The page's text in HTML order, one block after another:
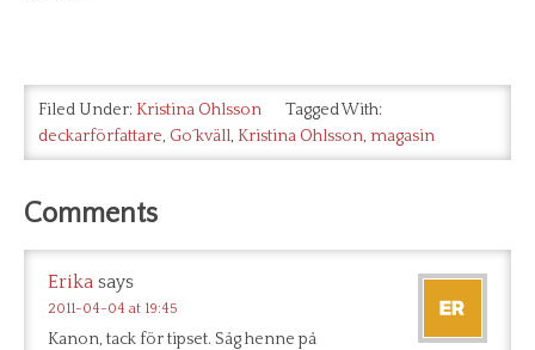
Filed Under:Kristina Ohlsson
Tagged With:
deckarförfattare, Go´kväll, Kristina Ohlsson, magasin
Comments
Erika says
2011-04-04 at 19:45
Kanon, tack för tipset. Såg henne på